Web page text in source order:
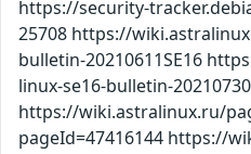
https://security-
25708 https://
bulletin-20210611SE16
linux-se16-bulletin-
https://wiki.astralinux.ru/
pageId=47416144 https://